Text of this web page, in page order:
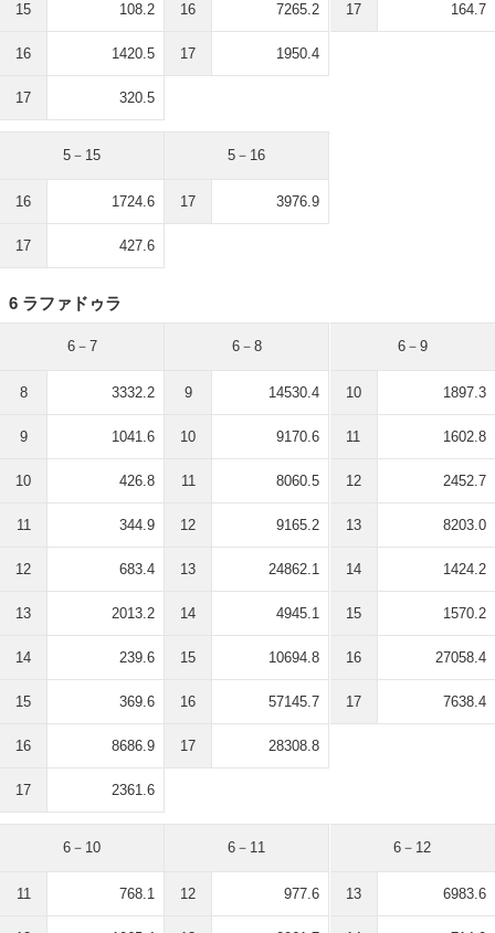
15 108.2
16 1420.5
17 320.5
16 7265.2
17 1950.4
17 164.7
5－15
16 1724.6
17 427.6
5－16
17 3976.9
6 ラファドゥラ
6－7
8 3332.2
9 1041.6
10 426.8
11 344.9
12 683.4
13 2013.2
14 239.6
15 369.6
16 8686.9
17 2361.6
6－8
9 14530.4
10 9170.6
11 8060.5
12 9165.2
13 24862.1
14 4945.1
15 10694.8
16 57145.7
17 28308.8
6－9
10 1897.3
11 1602.8
12 2452.7
13 8203.0
14 1424.2
15 1570.2
16 27058.4
17 7638.4
6－10
11 768.1
6－11
12 977.6
6－12
13 6983.6